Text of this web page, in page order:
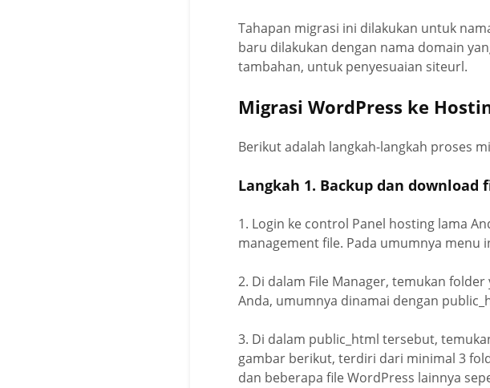
Tahapan migrasi ini dilakukan untuk
baru dilakukan dengan nama domain
tambahan, untuk penyesuaian siteurl.
Migrasi WordPress ke
Berikut adalah langkah-langkah proses
Langkah 1. Backup dan download
1. Login ke control Panel hosting lama
management file. Pada umumnya menu
2. Di dalam File Manager, temukan
Anda, umumnya dinamai dengan
3. Di dalam public_html tersebut,
gambar berikut, terdiri dari minimal 3
dan beberapa file WordPress lainnya